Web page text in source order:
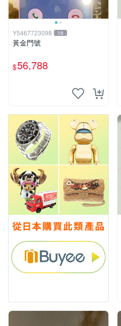
Y5467723098 16
黃金門號
$56,788